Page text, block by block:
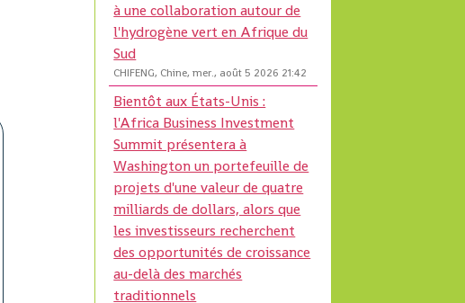
à une collaboration autour de
l'hydrogène vert en Afrique du
Sud
CHIFENG, Chine, mer., août 5 2026 21:42
Bientôt aux États-Unis :
l'Africa Business Investment
Summit présentera à
Washington un portefeuille de
projets d'une valeur de quatre
milliards de dollars, alors que
les investisseurs recherchent
des opportunités de croissance
au-delà des marchés
traditionnels